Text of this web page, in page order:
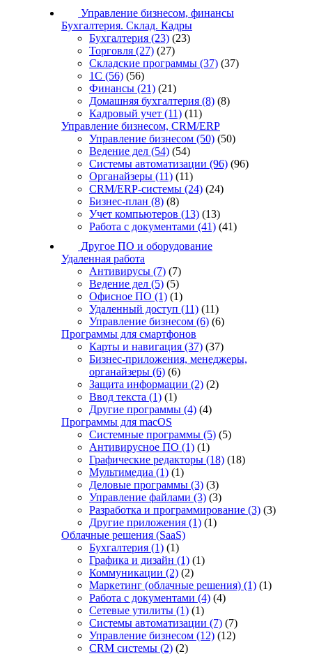
Управление бизнесом, финансы
Бухгалтерия. Склад. Кадры
Бухгалтерия (23) (23)
Торговля (27) (27)
Складские программы (37) (37)
1С (56) (56)
Финансы (21) (21)
Домашняя бухгалтерия (8) (8)
Кадровый учет (11) (11)
Управление бизнесом, CRM/ERP
Управление бизнесом (50) (50)
Ведение дел (54) (54)
Системы автоматизации (96) (96)
Органайзеры (11) (11)
CRM/ERP-системы (24) (24)
Бизнес-план (8) (8)
Учет компьютеров (13) (13)
Работа с документами (41) (41)
Другое ПО и оборудование
Удаленная работа
Антивирусы (7) (7)
Ведение дел (5) (5)
Офисное ПО (1) (1)
Удаленный доступ (11) (11)
Управление бизнесом (6) (6)
Программы для смартфонов
Карты и навигация (37) (37)
Бизнес-приложения, менеджеры,
органайзеры (6) (6)
Защита информации (2) (2)
Ввод текста (1) (1)
Другие программы (4) (4)
Программы для macOS
Системные программы (5) (5)
Антивирусное ПО (1) (1)
Графические редакторы (18) (18)
Мультимедиа (1) (1)
Деловые программы (3) (3)
Управление файлами (3) (3)
Разработка и программирование (3) (3)
Другие приложения (1) (1)
Облачные решения (SaaS)
Бухгалтерия (1) (1)
Графика и дизайн (1) (1)
Коммуникации (2) (2)
Маркетинг (облачные решения) (1) (1)
Работа с документами (4) (4)
Сетевые утилиты (1) (1)
Системы автоматизации (7) (7)
Управление бизнесом (12) (12)
CRM системы (2) (2)